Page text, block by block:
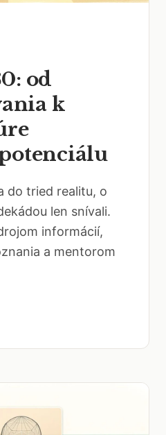
od
k
do tried realitu, o
len snívali.
informácií,
a mentorom